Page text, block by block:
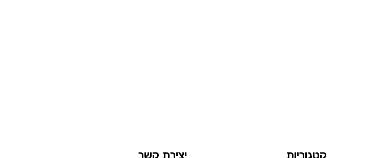
קטגוריות יצירת קשר